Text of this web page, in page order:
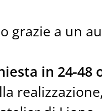
grazie a un
in 24-48